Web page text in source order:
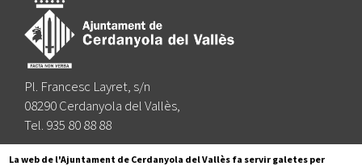
Pl. Francesc Layret, s/n
08290 Cerdanyola del Vallès,
Tel. 935 80 88 88
Segueix-nos a:
La web de l'Ajuntament de Cerdanyola del Vallès fa servir galetes per